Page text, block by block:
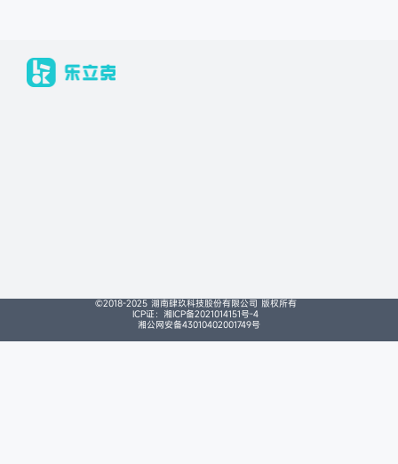
©2018-2025 湖南肆玖科技股份有限公司 版权所有
ICP证：湘ICP备2021014151号-4
湘公网安备43010402001749号